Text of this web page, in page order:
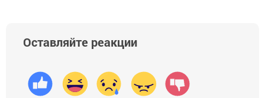
Оставляйте реакции